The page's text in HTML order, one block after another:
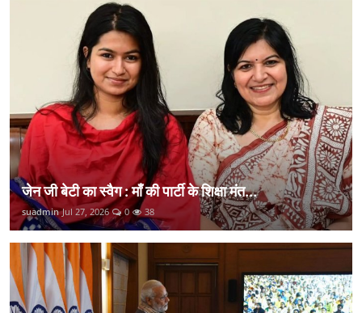
जेन जी बेटी का स्वैग : माँ की पार्टी के शिक्षा मंत...
suadmin Jul 27, 2026 0 38